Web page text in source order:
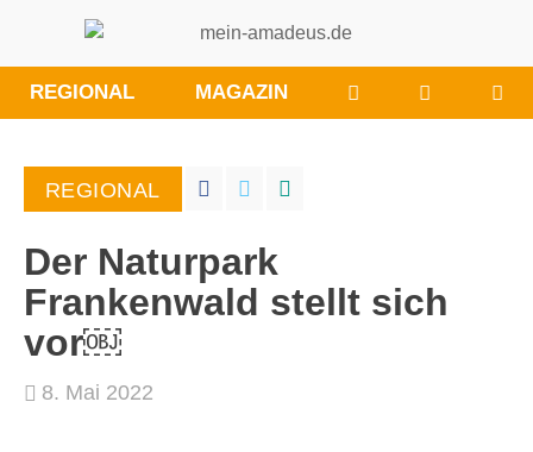
REGIONAL MAGAZIN WÜNSCHE/
SIE
REGIONAL
Der Naturpark
Frankenwald stellt sich
vor￼
8. Mai 2022